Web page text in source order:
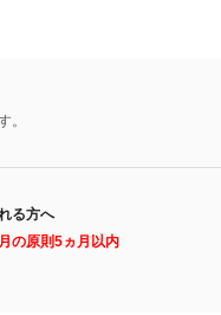
。
る方へ
の原則5ヵ月以内